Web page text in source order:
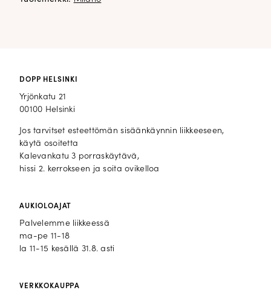
DOPP HELSINKI
Yrjönkatu 21
00100 Helsinki
Jos tarvitset esteettömän sisäänkäynnin liikkeeseen,
käytä osoitetta
Kalevankatu 3 porraskäytävä,
hissi 2. kerrokseen ja soita ovikelloa
AUKIOLOAJAT
Palvelemme liikkeessä
ma-pe 11-18
la 11-15 kesällä 31.8. asti
VERKKOKAUPPA